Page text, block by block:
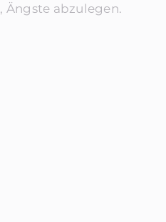
Ängste abzulegen.